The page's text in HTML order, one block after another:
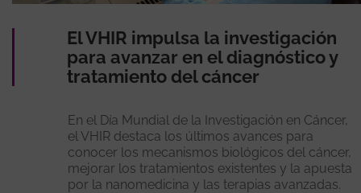
El VHIR impulsa la investigación
para avanzar en el diagnóstico y
tratamiento del cáncer
En el Día Mundial de la Investigación en Cáncer,
el VHIR destaca los últimos avances para
conocer los mecanismos biológicos del cáncer,
mejorar los tratamientos existentes y la apuesta
por la nanomedicina y las terapias avanzadas.